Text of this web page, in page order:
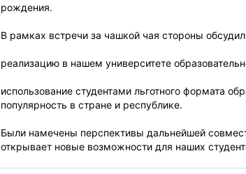
рождения.
В рамках встречи за чашкой чая стороны
реализацию в нашем университете
использование студентами льготного формата
популярность в стране и республике.
Были намечены перспективы дальнейшей
открывает новые возможности для наших